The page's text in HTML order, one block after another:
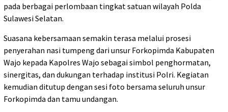
pada berbagai perlombaan tingkat satuan wilayah Polda
Sulawesi Selatan.
Suasana kebersamaan semakin terasa melalui prosesi
penyerahan nasi tumpeng dari unsur Forkopimda Kabupaten
Wajo kepada Kapolres Wajo sebagai simbol penghormatan,
sinergitas, dan dukungan terhadap institusi Polri. Kegiatan
kemudian ditutup dengan sesi foto bersama seluruh unsur
Forkopimda dan tamu undangan.